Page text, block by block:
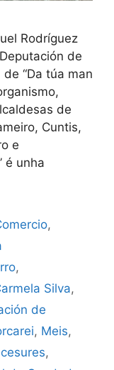
Rodríguez
de
“Da túa man
de
Cuntis,
e
é unha
,
,
Silva,
de
, Meis,
,